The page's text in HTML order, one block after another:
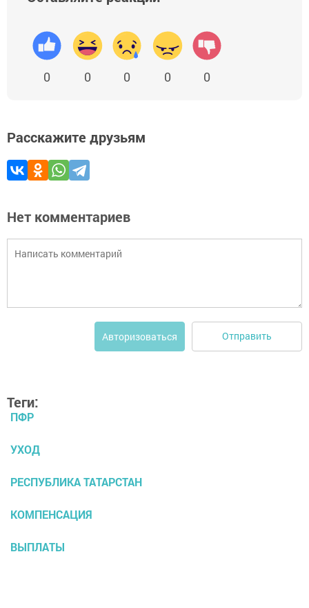
0 0 0 0 0
Расскажите друзьям
Нет комментариев
Авторизоваться Отправить
Теги:
ПФР
УХОД
РЕСПУБЛИКА ТАТАРСТАН
КОМПЕНСАЦИЯ
ВЫПЛАТЫ